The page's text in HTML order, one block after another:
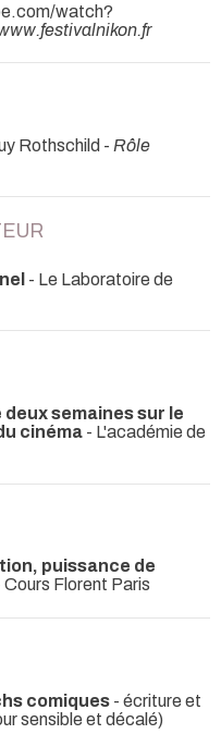
watch?
Rothschild - Rôle
- Le Laboratoire de
semaines sur le
cinéma - L'académie de
puissance de
Cours Florent Paris
comiques - écriture et
sensible et décalé)